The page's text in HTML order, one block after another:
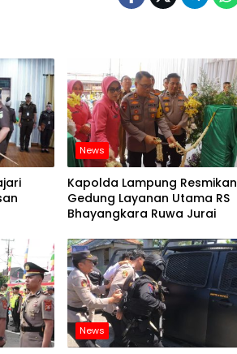
News
Kapolda Lampung Resmikan
Gedung Layanan Utama RS
Bhayangkara Ruwa Jurai
News